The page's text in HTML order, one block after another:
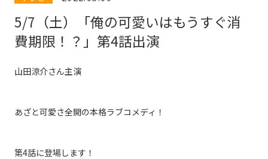
5/7（土）「俺の可愛いはもうすぐ消
費期限！？」第4話出演
山田涼介さん主演
あざと可愛さ全開の本格ラブコメディ！
第4話に登場します！